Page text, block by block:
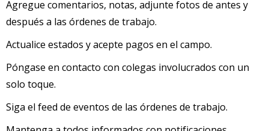
Agregue comentarios, notas, adjunte fotos de antes y
después a las órdenes de trabajo.
Actualice estados y acepte pagos en el campo.
Póngase en contacto con colegas involucrados con un
solo toque.
Siga el feed de eventos de las órdenes de trabajo.